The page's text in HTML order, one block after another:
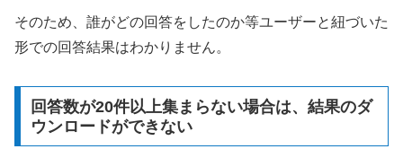
そのため、誰がどの回答をしたのか等ユーザーと紐づいた
形での回答結果はわかりません。
回答数が20件以上集まらない場合は、結果のダ
ウンロードができない